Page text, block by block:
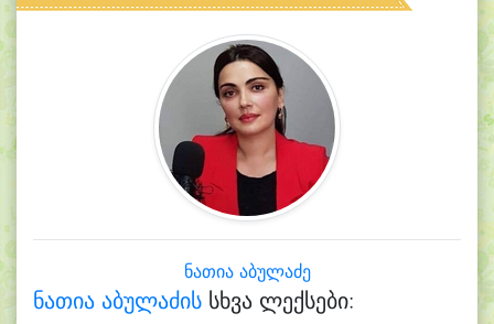
ნათია აბულაძე
ნათია აბულაძის სხვა ლექსები: